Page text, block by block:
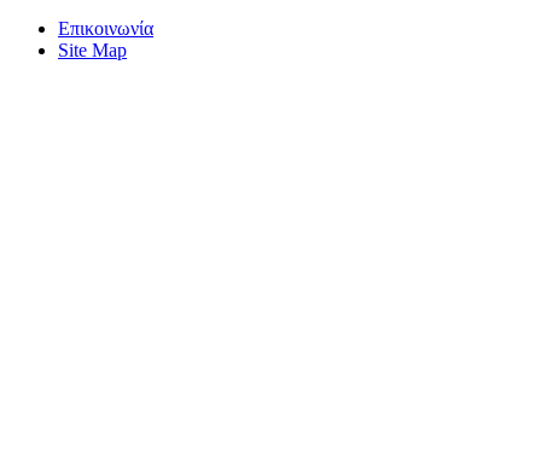
Επικοινωνία
Site Map